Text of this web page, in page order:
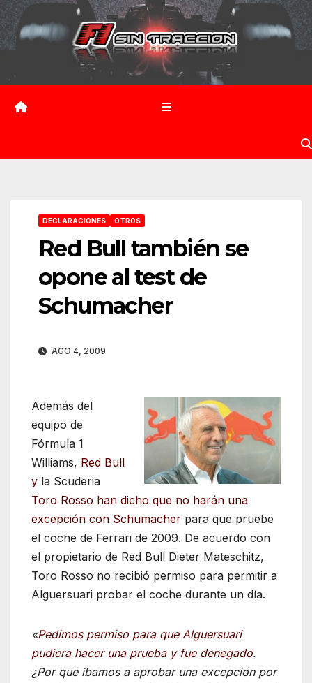
Saltar
contenido
DECLARACIONES OTROS
Red Bull también se
opone al test de
Schumacher
AGO 4, 2009
Además del
equipo de
Fórmula 1
Williams, Red Bull
y la Scuderia
Toro Rosso han dicho que no harán una
excepción con Schumacher para que pruebe
el coche de Ferrari de 2009. De acuerdo con
el propietario de Red Bull Dieter Mateschitz,
Toro Rosso no recibió permiso para permitir a
Alguersuari probar el coche durante un día.
«Pedimos permiso para que Alguersuari
pudiera hacer una prueba y fue denegado.
¿Por qué íbamos a aprobar una excepción por